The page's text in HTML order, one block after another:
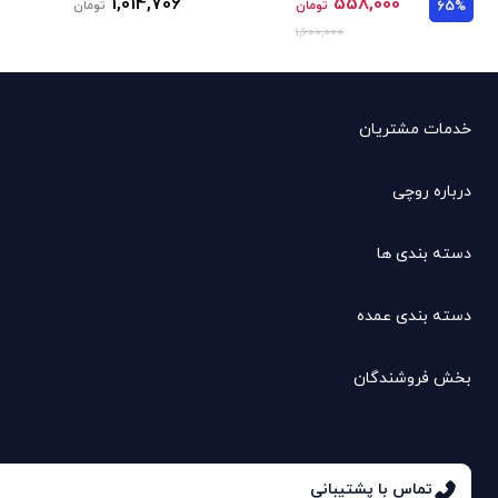
65%
تومان
1,600,000
تومان
خدمات مشتریان
درباره روچی
دسته بندی ها
دسته بندی عمده
بخش فروشندگان
تماس با پشتیبانی